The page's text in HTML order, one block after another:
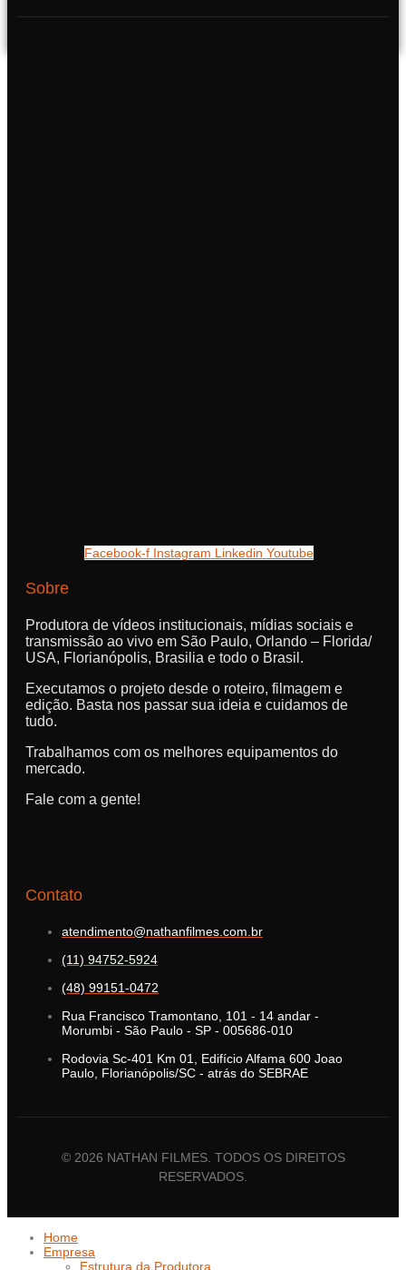
Facebook-f Instagram Linkedin Youtube
Sobre
Produtora de vídeos institucionais, mídias sociais e
transmissão ao vivo em São Paulo, Orlando – Florida/
USA, Florianópolis, Brasilia e todo o Brasil.
Executamos o projeto desde o roteiro, filmagem e
edição. Basta nos passar sua ideia e cuidamos de
tudo.
Trabalhamos com os melhores equipamentos do
mercado.
Fale com a gente!
Contato
atendimento@nathanfilmes.com.br
(11) 94752-5924
(48) 99151-0472
Rua Francisco Tramontano, 101 - 14 andar -
Morumbi - São Paulo - SP - 005686-010
Rodovia Sc-401 Km 01, Edifício Alfama 600 Joao
Paulo, Florianópolis/SC - atrás do SEBRAE
© 2026 NATHAN FILMES. TODOS OS DIREITOS
RESERVADOS.
Home
Empresa
Estrutura da Produtora